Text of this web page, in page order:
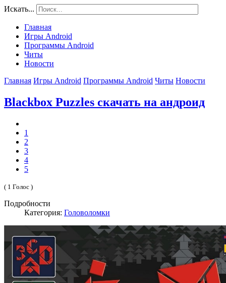
Искать...
Главная
Игры Android
Программы Android
Читы
Новости
Главная Игры Android Программы Android Читы Новости
Blackbox Puzzles скачать на андроид
1
2
3
4
5
( 1 Голос )
Подробности
Категория: Головоломки